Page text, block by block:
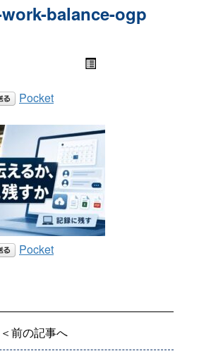
balance-ogp
Pocket
Pocket
＜前の記事へ